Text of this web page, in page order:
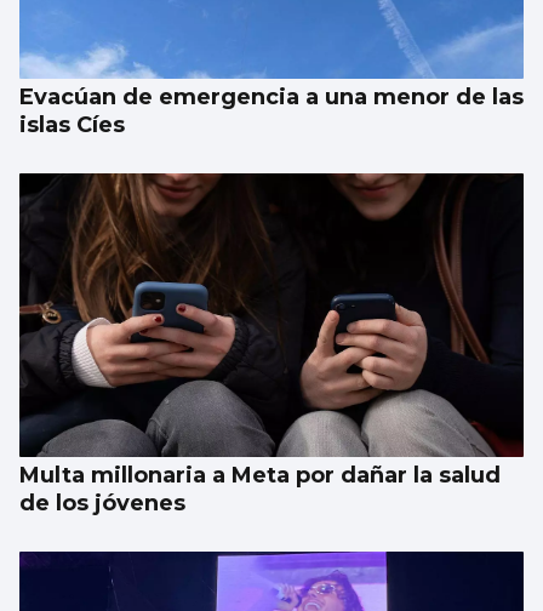
Evacúan de emergencia a una menor de las
islas Cíes
Multa millonaria a Meta por dañar la salud
de los jóvenes